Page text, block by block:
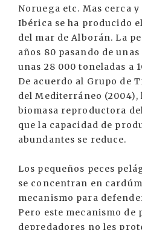
Noruega etc. Mas cerca
Ibérica se ha producido
del mar de Alborán. La
años 80 pasando de
unas 28 000 toneladas a
De acuerdo al Grupo de
del Mediterráneo (2004),
biomasa reproductora
que la capacidad de
abundantes se reduce.
Los pequeños peces
se concentran en
mecanismo para
Pero este mecanismo
depredadores no les